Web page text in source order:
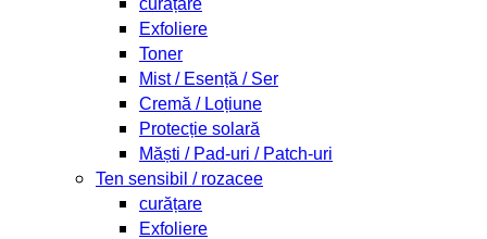
Exfoliere
Toner
Mist / Esență / Ser
Cremă / Loțiune
Protecție solară
Măști / Pad-uri / Patch-uri
Ten sensibil / rozacee
curățare
Exfoliere